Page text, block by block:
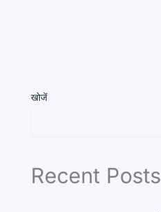
खोजें
Recent Posts